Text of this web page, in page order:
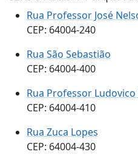
Rua Professor José
CEP: 64004-240
Rua São Sebastião
CEP: 64004-400
Rua Professor
CEP: 64004-410
Rua Zuca Lopes
CEP: 64004-430